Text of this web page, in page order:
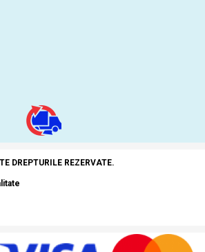
DREPTURILE REZERVATE.